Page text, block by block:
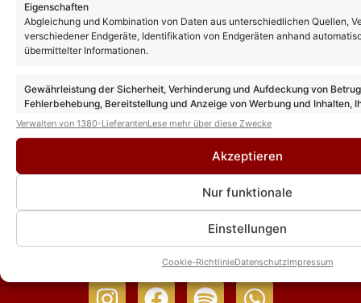
Eigenschaften
Abgleichung und Kombination von Daten aus unterschiedlichen Quellen,
verschiedener Endgeräte, Identifikation von Endgeräten anhand
übermittelter Informationen.
Gewährleistung der Sicherheit, Verhinderung und Aufdeckung von
Fehlerbehebung, Bereitstellung und Anzeige von Werbung und Inhalten,
Entscheidungen zum Datenschutz speichern und übermitteln.
Verwalten von 1380-LieferantenLese mehr über diese Zwecke
Akzeptieren
Nur funktionale
Einstellungen
Cookie-RichtlinieDatenschutzImpressum
WIRKLICH bei der „Schlager-Hitparade“